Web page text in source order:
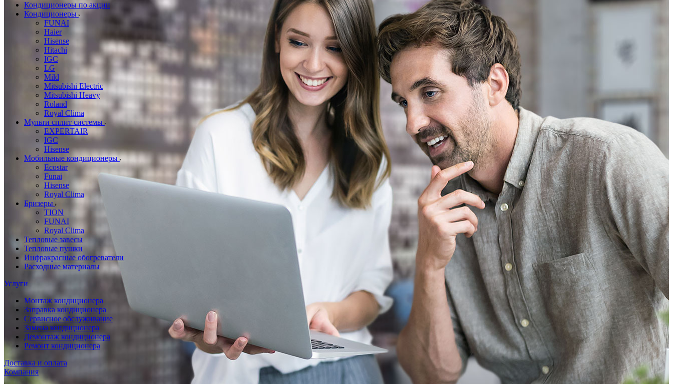
Кондиционеры по акции
Кондиционеры
FUNAI
Haier
Hisense
Hitachi
IGC
LG
Mild
Mitsubishi Electric
Mitsubishi Heavy
Roland
Royal Clima
Мульти сплит системы
EXPERTAIR
IGC
Hisense
Мобильные кондиционеры
Ecostar
Funai
Hisense
Royal Clima
Бризеры
TION
FUNAI
Royal Clima
Тепловые завесы
Тепловые пушки
Инфракрасные обогреватели
Расходные материалы
Услуги
Монтаж кондиционера
Заправка кондиционера
Сервисное обслуживание
Замена кондиционера
Демонтаж кондиционера
Ремонт кондиционера
Доставка и оплата
Компания